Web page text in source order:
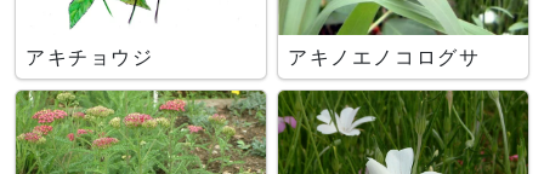
アキチョウジ アキノエノコログサ